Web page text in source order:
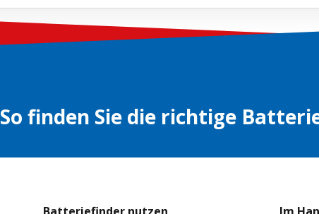
So finden Sie die richtige
Batteriefinder nutzen Im